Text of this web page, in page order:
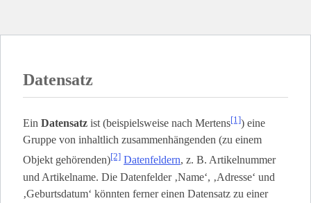
Datensatz
Ein Datensatz ist (beispielsweise nach Mertens[1]) eine
Gruppe von inhaltlich zusammenhängenden (zu einem
Objekt gehörenden)[2] Datenfeldern, z. B. Artikelnummer
und Artikelname. Die Datenfelder ‚Name‘, ‚Adresse‘ und
‚Geburtsdatum‘ könnten ferner einen Datensatz zu einer